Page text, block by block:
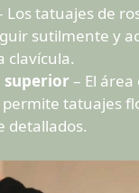
Los tatuajes de
sutilmente y
clavícula.
superior– El
tatuajes
detallados.